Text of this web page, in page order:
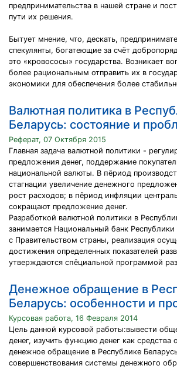
предпринимательства в нашей стране и
пути их решения.
Бытует мнение, что, дескать,
спекулянты, богатеющие за счёт
это «кровососы» государства. Возникает
более рациональным отправить их в
экономики для обеспечения более
Валютная политика в
Беларусь: состояние и
Реферат, 07 Октября 2015
Главная задача валютной политики -
предложения денег, поддержание
национальной валюты. В ᴨȇриод
стагнации увеличение денежного
рост расходов; в ᴨȇриод инфляции
сокращают предложение денег.
Разработкой валютной политики в
занимается Национальный банк
с Правительством страны, реализация
достижения определенных показателей
утверждаются сᴨȇциальной программой
Денежное обращение в
Беларусь: особенности и
Курсовая работа, 16 Февраля 2014
Цель данной курсовой работы:вывести
денег, изучить функцию денег как средства
денежное обращение в Республике
совершенствования системы денежного